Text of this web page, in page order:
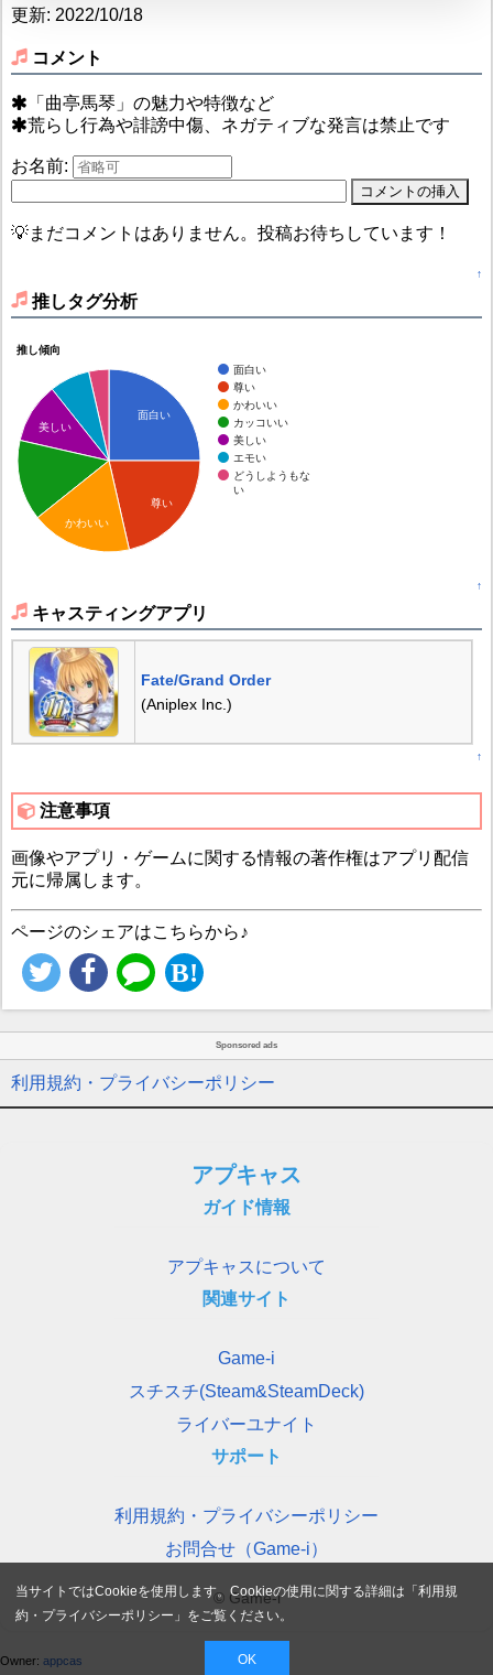
更新: 2022/10/18
コメント
「曲亭馬琴」の魅力や特徴など
荒らし行為や誹謗中傷、ネガティブな発言は禁止です
お名前:
💡まだコメントはありません。投稿お待ちしています！
↑
推しタグ分析
推し傾向
面白い
尊い
かわいい
カッコいい
美しい
エモい
どうしようもな
い
面白い
尊い
美しい
かわいい
↑
キャスティングアプリ
Fate/Grand Order
(Aniplex Inc.)
↑
注意事項
画像やアプリ・ゲームに関する情報の著作権はアプリ配信
元に帰属します。
ページのシェアはこちらから♪
Sponsored ads
利用規約・プライバシーポリシー
アプキャス
ガイド情報
アプキャスについて
関連サイト
Game-i
スチスチ(Steam&SteamDeck)
ライバーユナイト
サポート
利用規約・プライバシーポリシー
お問合せ（Game-i）
© Game-i
Owner: appcas
当サイトではCookieを使用します。Cookieの使用に関する詳細は「利用規
約・プライバシーポリシー 」をご覧ください。
OK